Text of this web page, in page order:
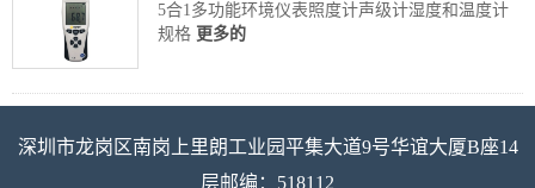
5合1多功能环境仪表照度计声级计湿度和温度计
规格 更多的
深圳市龙岗区南岗上里朗工业园平集大道9号华谊大厦B座14
层邮编：518112